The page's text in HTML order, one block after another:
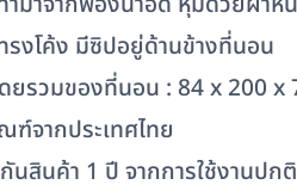
งโค้ง มีซิปอยู่ด้านข้างที่นอน
ยรวมของที่นอน : 84 x 200 x
จากประเทศไทย
นสินค้า 1 ปี จากการใช้งานปกติ